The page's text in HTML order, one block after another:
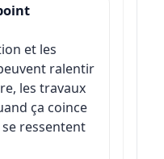
et les
ralentir
les travaux
ça coince
ressentent